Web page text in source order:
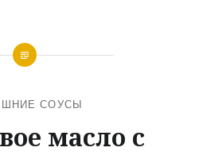
СОУСЫ
масло с